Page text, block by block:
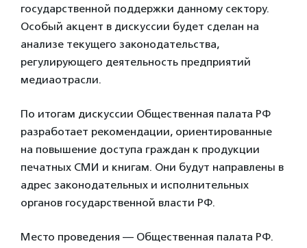
государственной поддержки данному сектору.
Особый акцент в дискуссии будет сделан на
анализе текущего законодательства,
регулирующего деятельность предприятий
медиаотрасли.
По итогам дискуссии Общественная палата РФ
разработает рекомендации, ориентированные
на повышение доступа граждан к продукции
печатных СМИ и книгам. Они будут направлены в
адрес законодательных и исполнительных
органов государственной власти РФ.
Место проведения — Общественная палата РФ.